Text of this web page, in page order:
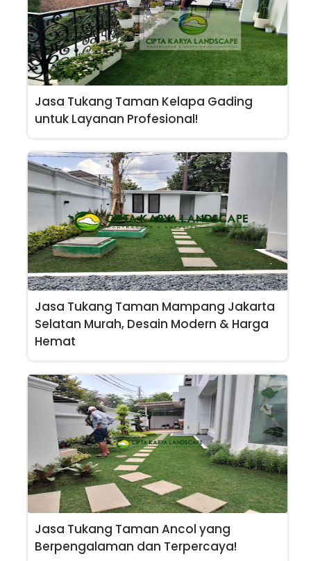
Jasa Tukang Taman Kelapa Gading
untuk Layanan Profesional!
Jasa Tukang Taman Mampang Jakarta
Selatan Murah, Desain Modern & Harga
Hemat
Jasa Tukang Taman Ancol yang
Berpengalaman dan Terpercaya!